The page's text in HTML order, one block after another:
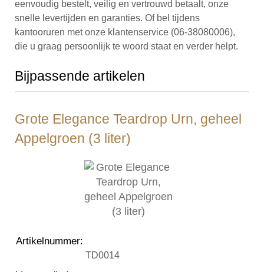
eenvoudig bestelt, veilig en vertrouwd betaalt, onze
snelle levertijden en garanties. Of bel tijdens
kantooruren met onze klantenservice (06-38080006),
die u graag persoonlijk te woord staat en verder helpt.
Bijpassende artikelen
Grote Elegance Teardrop Urn, geheel
Appelgroen (3 liter)
Artikelnummer:
TD0014